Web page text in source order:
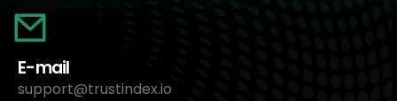
E-mail
support@trustindex.io